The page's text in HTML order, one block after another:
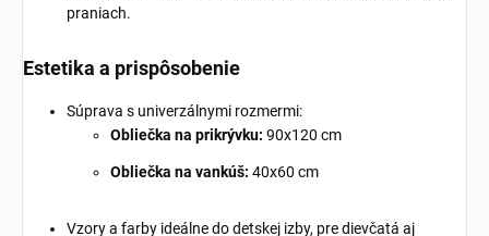
praniach.
Estetika a prispôsobenie
Súprava s univerzálnymi rozmermi:
Obliečka na prikrývku: 90x120 cm
Obliečka na vankúš: 40x60 cm
Vzory a farby ideálne do detskej izby, pre dievčatá aj